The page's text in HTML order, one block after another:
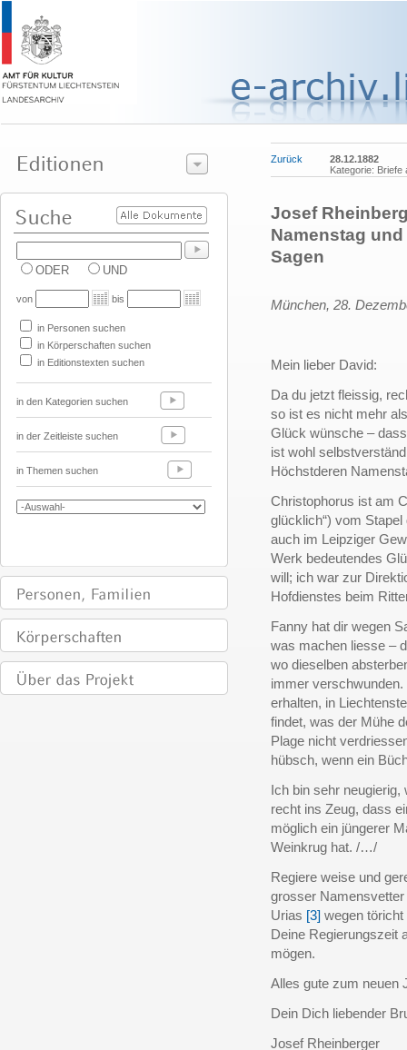
ODER UND
von bis
in Personen suchen
in Körperschaften suchen
in Editionstexten suchen
in den Kategorien suchen
in der Zeitleiste suchen
in Themen suchen
Zurück
28.12.1882
Kategorie: Briefe
Josef
Namenstag
Sagen
München, 28.
Mein lieber David:
Da du jetzt fleissig,
so ist es nicht mehr
Glück wünsche –
ist wohl
Höchstderen
Christophorus ist am
glücklich“) vom
auch im Leipziger
Werk bedeutendes
will; ich war zur
Hofdienstes beim
Fanny hat dir wegen
was machen liesse –
wo dieselben
immer
erhalten, in
findet, was der Mühe
Plage nicht
hübsch, wenn ein
Ich bin sehr
recht ins Zeug, dass
möglich ein jüngerer
Weinkrug hat. /…/
Regiere weise und
grosser
Urias [3] wegen
Deine Regierungszeit
mögen.
Alles gute zum neuen
Dein Dich liebender
Josef Rheinberger